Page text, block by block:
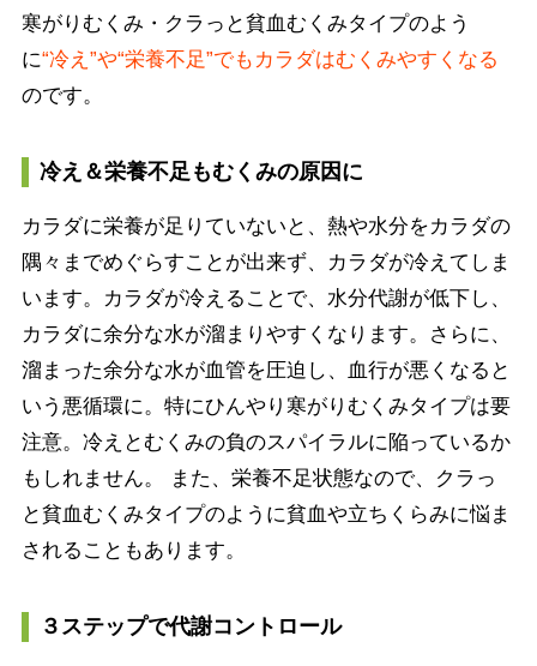
寒がりむくみ・クラっと貧血むくみタイプのよう
に“冷え”や“栄養不足”でもカラダはむくみやすくなる
のです。
冷え＆栄養不足もむくみの原因に
カラダに栄養が足りていないと、熱や水分をカラダの
隅々までめぐらすことが出来ず、カラダが冷えてしま
います。カラダが冷えることで、水分代謝が低下し、
カラダに余分な水が溜まりやすくなります。さらに、
溜まった余分な水が血管を圧迫し、血行が悪くなると
いう悪循環に。特にひんやり寒がりむくみタイプは要
注意。冷えとむくみの負のスパイラルに陥っているか
もしれません。 また、栄養不足状態なので、クラっ
と貧血むくみタイプのように貧血や立ちくらみに悩ま
されることもあります。
３ステップで代謝コントロール